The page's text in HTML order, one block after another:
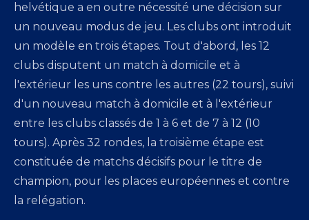
helvétique a en outre nécessité une décision sur
un nouveau modus de jeu. Les clubs ont introduit
un modèle en trois étapes. Tout d'abord, les 12
clubs disputent un match à domicile et à
l'extérieur les uns contre les autres (22 tours), suivi
d'un nouveau match à domicile et à l'extérieur
entre les clubs classés de 1 à 6 et de 7 à 12 (10
tours). Après 32 rondes, la troisième étape est
constituée de matchs décisifs pour le titre de
champion, pour les places européennes et contre
la relégation.